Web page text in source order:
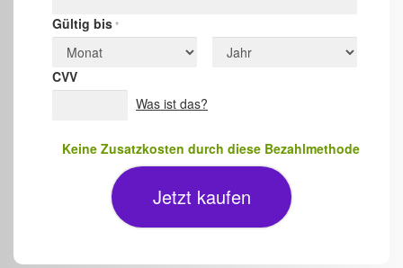
Gültig bis *
CVV
Was ist das?
Keine Zusatzkosten durch diese Bezahlmethode
Jetzt kaufen